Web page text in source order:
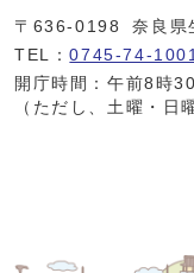
〒636-0198
奈良県
TEL：0745-74-1001
開庁時間：午前8時
（ただし、土曜・日